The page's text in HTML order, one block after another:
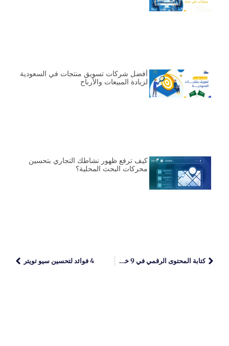
أفضل شركات تسويق منتجات في السعودية
لزيادة المبيعات والأرباح
كيف ترفع ظهور نشاطك التجاري بتحسين
محركات البحث المحلية؟
كتابة المحتوى الرقمي في 9 خطوات